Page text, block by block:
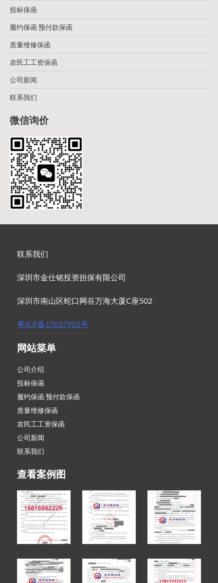
投标保函
履约保函 预付款保函
质量维修保函
农民工工资保函
公司新闻
联系我们
微信询价
联系我们
深圳市金仕铭投资担保有限公司
深圳市南山区蛇口网谷万海大厦C座502
粤ICP备17037952号
网站菜单
公司介绍
投标保函
履约保函 预付款保函
质量维修保函
农民工工资保函
公司新闻
联系我们
查看案例图